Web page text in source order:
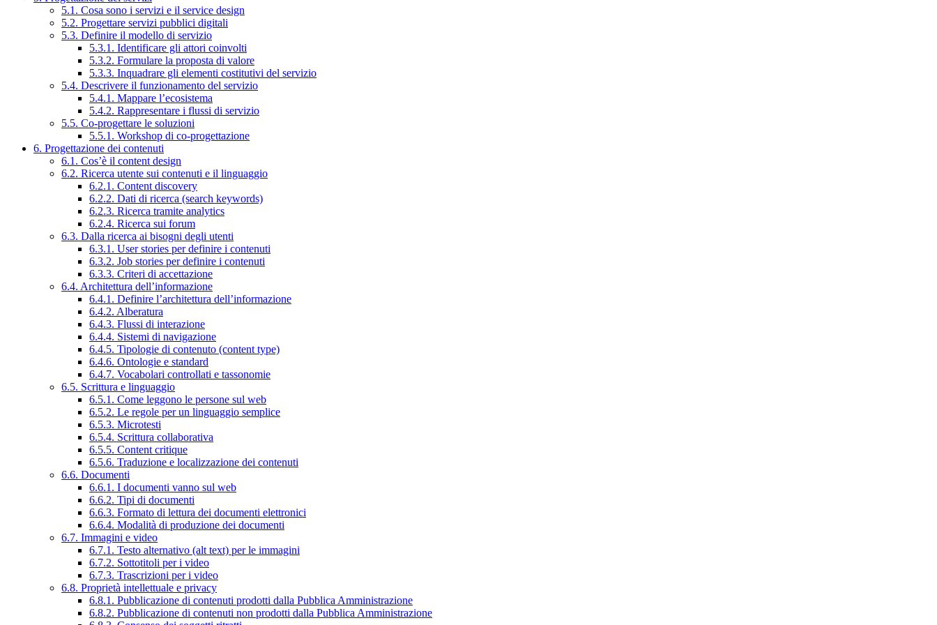
5.1. Cosa sono i servizi e il service design
5.2. Progettare servizi pubblici digitali
5.3. Definire il modello di servizio
5.3.1. Identificare gli attori coinvolti
5.3.2. Formulare la proposta di valore
5.3.3. Inquadrare gli elementi costitutivi del servizio
5.4. Descrivere il funzionamento del servizio
5.4.1. Mappare l’ecosistema
5.4.2. Rappresentare i flussi di servizio
5.5. Co-progettare le soluzioni
5.5.1. Workshop di co-progettazione
6. Progettazione dei contenuti
6.1. Cos’è il content design
6.2. Ricerca utente sui contenuti e il linguaggio
6.2.1. Content discovery
6.2.2. Dati di ricerca (search keywords)
6.2.3. Ricerca tramite analytics
6.2.4. Ricerca sui forum
6.3. Dalla ricerca ai bisogni degli utenti
6.3.1. User stories per definire i contenuti
6.3.2. Job stories per definire i contenuti
6.3.3. Criteri di accettazione
6.4. Architettura dell’informazione
6.4.1. Definire l’architettura dell’informazione
6.4.2. Alberatura
6.4.3. Flussi di interazione
6.4.4. Sistemi di navigazione
6.4.5. Tipologie di contenuto (content type)
6.4.6. Ontologie e standard
6.4.7. Vocabolari controllati e tassonomie
6.5. Scrittura e linguaggio
6.5.1. Come leggono le persone sul web
6.5.2. Le regole per un linguaggio semplice
6.5.3. Microtesti
6.5.4. Scrittura collaborativa
6.5.5. Content critique
6.5.6. Traduzione e localizzazione dei contenuti
6.6. Documenti
6.6.1. I documenti vanno sul web
6.6.2. Tipi di documenti
6.6.3. Formato di lettura dei documenti elettronici
6.6.4. Modalità di produzione dei documenti
6.7. Immagini e video
6.7.1. Testo alternativo (alt text) per le immagini
6.7.2. Sottotitoli per i video
6.7.3. Trascrizioni per i video
6.8. Proprietà intellettuale e privacy
6.8.1. Pubblicazione di contenuti prodotti dalla Pubblica Amministrazione
6.8.2. Pubblicazione di contenuti non prodotti dalla Pubblica Amministrazione